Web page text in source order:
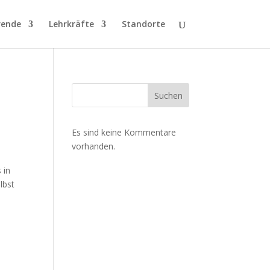
Lehrkräfte Standorte
in
Suchen
Es sind keine Kommentare
vorhanden.